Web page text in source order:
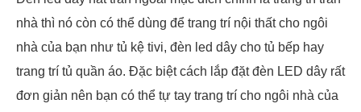
nhà thì nó còn có thể dùng để trang trí nội thất cho ngôi
nhà của bạn như tủ kệ tivi, đèn led dây cho tủ bếp hay
trang trí tủ quần áo. Đặc biệt cách lắp đặt đèn LED dây rất
đơn giản nên bạn có thể tự tay trang trí cho ngôi nhà của